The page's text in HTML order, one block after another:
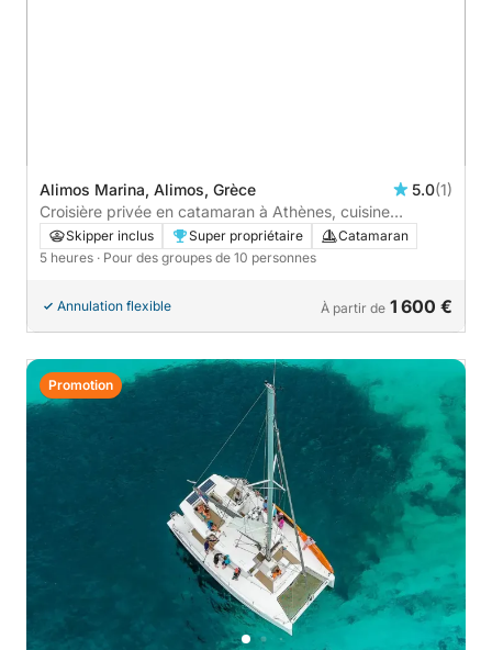
Alimos Marina, Alimos, Grèce 5.0(1)
Croisière privée en catamaran à Athènes, cuisine
grecque et transferts hôtel.
Skipper inclus Super propriétaire
Catamaran
5 heures · Pour des groupes de 10 personnes
Annulation flexible À partir de 1 600 €
Promotion